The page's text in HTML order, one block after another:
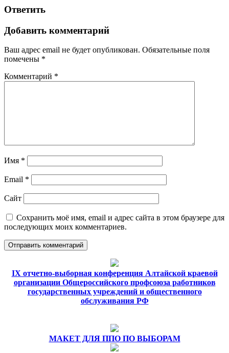
Ответить
Добавить комментарий
Ваш адрес email не будет опубликован. Обязательные поля
помечены *
Комментарий *
Имя *
Email *
Сайт
Сохранить моё имя, email и адрес сайта в этом браузере для
последующих моих комментариев.
IX отчетно-выборная конференция Алтайской краевой
организации Общероссийского профсоюза работников
государственных учреждений и общественного
обслуживания РФ
МАКЕТ ДЛЯ ППО ПО ВЫБОРАМ